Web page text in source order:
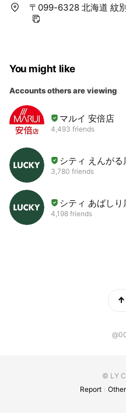
〒099-6328 北海道 紋
You might like
Accounts others are viewing
マルイ 安倍店
4,493 friends
シティ えんがる
3,780 friends
シティ あばしり
4,198 friends
© LY
Report